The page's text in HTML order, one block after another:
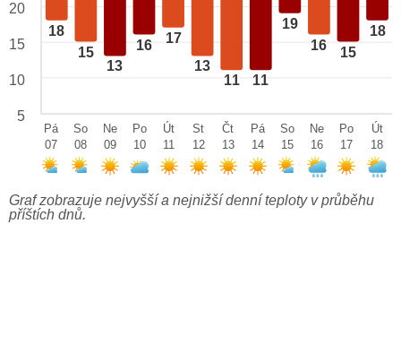
18
15
13
16 17
13
11 11
19
16 15
18
20
15
10
5
Pá
07
So
08
Ne
09
Po
10
Út
11
St
12
Čt
13
Pá
14
So
15
Ne
16
Po
17
Út
18
Graf zobrazuje nejvyšší a nejnižší denní teploty v průběhu
příštích dnů.